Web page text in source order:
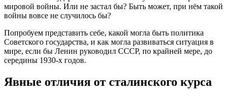
мировой войны. Или не застал бы? Быть может, при нём такой
войны вовсе не случилось бы?
Попробуем представить себе, какой могла быть политика
Советского государства, и как могла развиваться ситуация в
мире, если бы Ленин руководил СССР, по крайней мере, до
середины 1930-х годов.
Явные отличия от сталинского курса